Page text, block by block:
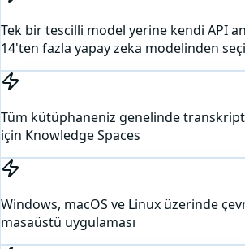
Tek bir tescilli model yerine kendi API
14'ten fazla yapay zeka modelinden
Tüm kütüphaneniz genelinde
için Knowledge Spaces
Windows, macOS ve Linux üzerinde
masaüstü uygulaması